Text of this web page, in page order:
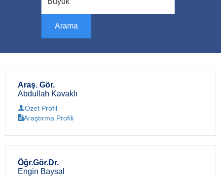
Araş. Gör.
Abdullah Kavaklı
Özet Profil
Araştırma Profili
Öğr.Gör.Dr.
Engin Baysal